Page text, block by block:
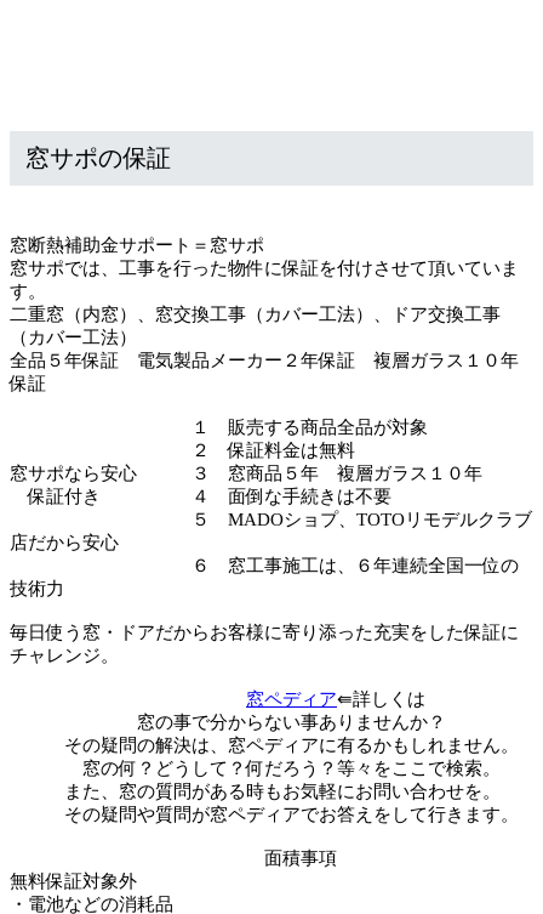
窓サポの保証
窓断熱補助金サポート＝窓サポ
窓サポでは、工事を行った物件に保証を付けさせて頂いていま
す。
二重窓（内窓）、窓交換工事（カバー工法）、ドア交換工事
（カバー工法）
全品５年保証 電気製品メーカー２年保証 複層ガラス１０年
保証
１ 販売する商品全品が対象
２ 保証料金は無料
窓サポなら安心 ３ 窓商品５年 複層ガラス１０年
保証付き ４ 面倒な手続きは不要
５ MADOショプ、TOTOリモデルクラブ
店だから安心
６ 窓工事施工は、６年連続全国一位の
技術力
毎日使う窓・ドアだからお客様に寄り添った充実をした保証に
チャレンジ。
窓ペディア⇚詳しくは
窓の事で分からない事ありませんか？
その疑問の解決は、窓ペディアに有るかもしれません。
窓の何？どうして？何だろう？等々をここで検索。
また、窓の質問がある時もお気軽にお問い合わせを。
その疑問や質問が窓ペディアでお答えをして行きます。
面積事項
無料保証対象外
・電池などの消耗品